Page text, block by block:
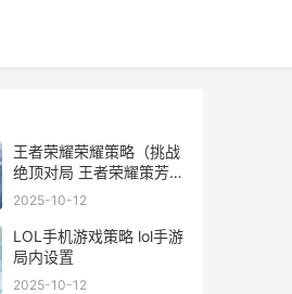
王者荣耀荣耀策略（挑战
绝顶对局 王者荣耀策芳图
片
2025-10-12
LOL手机游戏策略 lol手游
局内设置
2025-10-12